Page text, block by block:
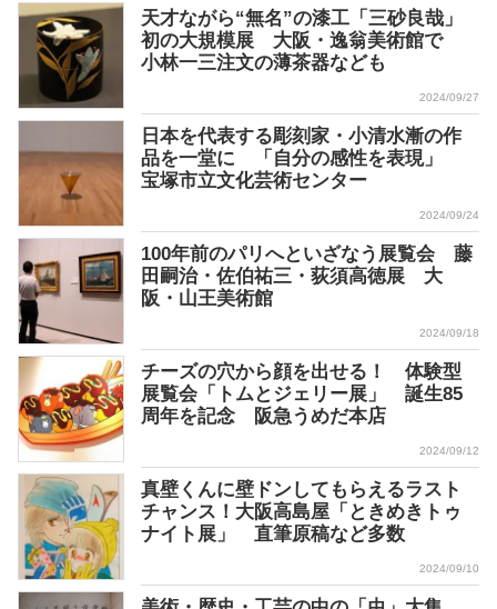
天才ながら“無名”の漆工「三砂良哉」
初の大規模展 大阪・逸翁美術館で
小林一三注文の薄茶器なども
2024/09/27
日本を代表する彫刻家・小清水漸の作
品を一堂に 「自分の感性を表現」
宝塚市立文化芸術センター
2024/09/24
100年前のパリへといざなう展覧会 藤
田嗣治・佐伯祐三・荻須高徳展 大
阪・山王美術館
2024/09/18
チーズの穴から顔を出せる！ 体験型
展覧会「トムとジェリー展」 誕生85
周年を記念 阪急うめだ本店
2024/09/12
真壁くんに壁ドンしてもらえるラスト
チャンス！大阪高島屋「ときめきトゥ
ナイト展」 直筆原稿など多数
2024/09/10